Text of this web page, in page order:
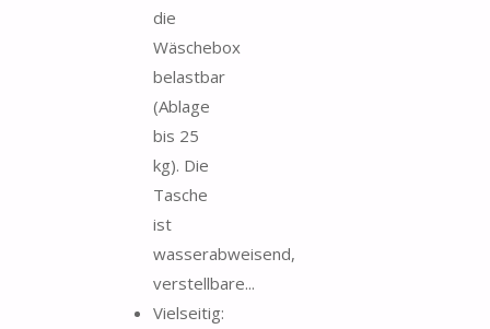
die
Wäschebox
belastbar
(Ablage
bis 25
kg). Die
Tasche
ist
wasserabweisend,
verstellbare...
Vielseitig: